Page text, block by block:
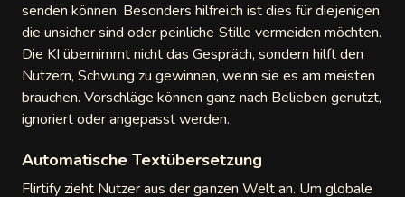
senden können. Besonders hilfreich ist dies für diejenigen,
die unsicher sind oder peinliche Stille vermeiden möchten.
Die KI übernimmt nicht das Gespräch, sondern hilft den
Nutzern, Schwung zu gewinnen, wenn sie es am meisten
brauchen. Vorschläge können ganz nach Belieben genutzt,
ignoriert oder angepasst werden.
Automatische Textübersetzung
Flirtify zieht Nutzer aus der ganzen Welt an. Um globale
Live